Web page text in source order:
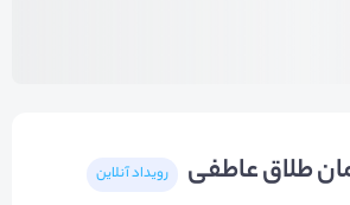
طلاق عاطفی رویداد آنلاین